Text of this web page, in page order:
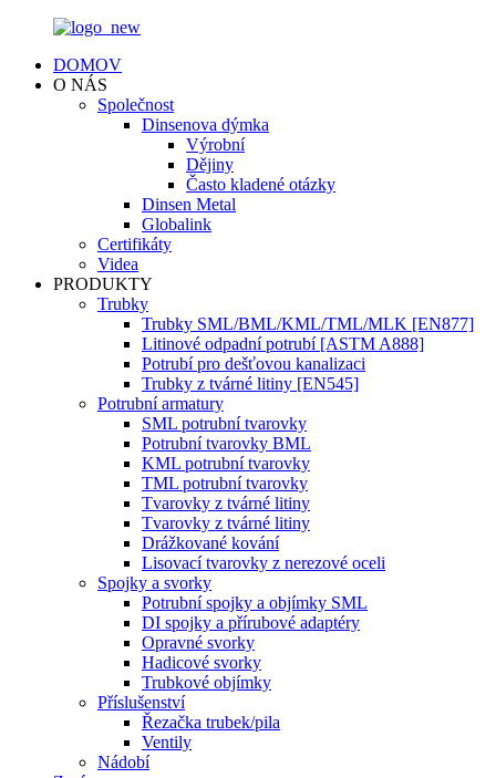
DOMOV
O NÁS
Společnost
Dinsenova dýmka
Výrobní
Dějiny
Často kladené otázky
Dinsen Metal
Globalink
Certifikáty
Videa
PRODUKTY
Trubky
Trubky SML/BML/KML/TML/MLK [EN877]
Litinové odpadní potrubí [ASTM A888]
Potrubí pro dešťovou kanalizaci
Trubky z tvárné litiny [EN545]
Potrubní armatury
SML potrubní tvarovky
Potrubní tvarovky BML
KML potrubní tvarovky
TML potrubní tvarovky
Tvarovky z tvárné litiny
Tvarovky z tvárné litiny
Drážkované kování
Lisovací tvarovky z nerezové oceli
Spojky a svorky
Potrubní spojky a objímky SML
DI spojky a přírubové adaptéry
Opravné svorky
Hadicové svorky
Trubkové objímky
Příslušenství
Řezačka trubek/pila
Ventily
Nádobí